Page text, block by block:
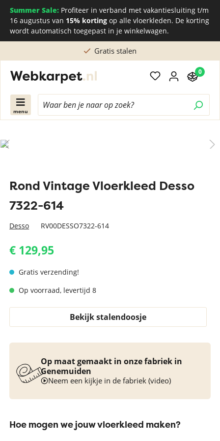
Summer Sale: Profiteer in verband met vakantiesluiting t/m
16 augustus van 15% korting op alle vloerkleden. De korting
wordt automatisch toegepast in je winkelwagen.
Gratis stalen
menu
0
Rond Vintage Vloerkleed Desso
7322-614
Desso RV00DESSO7322-614
€ 129,95
Gratis verzending!
Op voorraad, levertijd 8
Bekijk stalendoosje
Op maat gemaakt in onze fabriek in
Genemuiden
Neem een kijkje in de fabriek (video)
Hoe mogen we jouw vloerkleed maken?